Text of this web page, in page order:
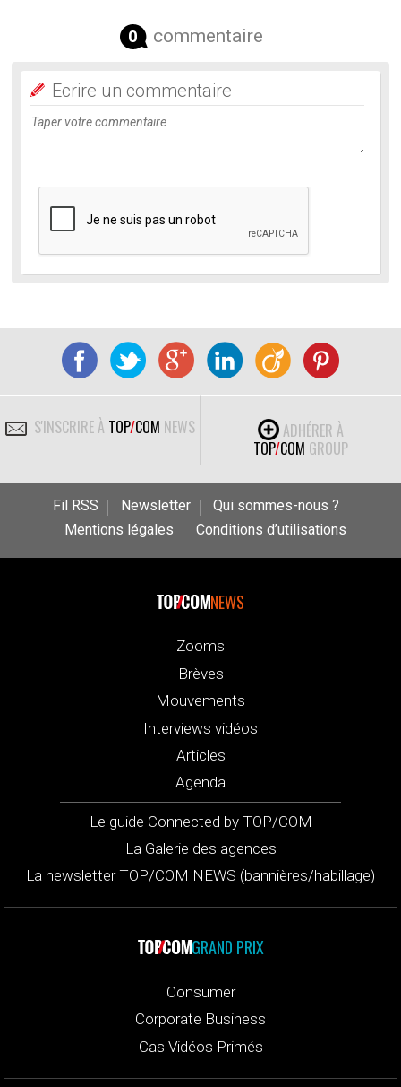
0 commentaire
Ecrire un commentaire
S'INSCRIRE À TOP/COM NEWS
ADHÉRER À
TOP/COM GROUP
Fil RSS Newsletter
Qui sommes-nous ?
Mentions légales
Conditions d’utilisations
NEWS
Zooms
Brèves
Mouvements
Interviews vidéos
Articles
Agenda
Le guide Connected by TOP/COM
La Galerie des agences
La newsletter TOP/COM NEWS (bannières/habillage)
GRAND PRIX
Consumer
Corporate Business
Cas Vidéos Primés